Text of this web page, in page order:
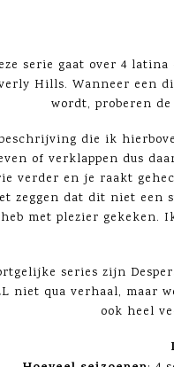
serie gaat over 4
Hills. Wanneer een
wordt, proberen
die ik
of verklappen dus
verder en je raakt
zeggen dat dit niet een
heb met plezier gekeken.
series zijn
niet qua verhaal, maar
ook heel